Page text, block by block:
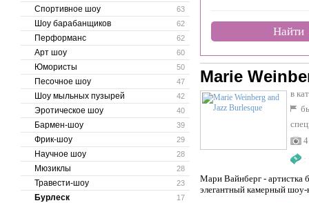
63
Спортивное шоу
62
Шоу барабанщиков
62
Перформанс
60
Арт шоу
50
Юмористы
47
Песочное шоу
42
Шоу мыльных пузырей
40
Эротическое шоу
39
Бармен-шоу
29
Фрик-шоу
28
Научное шоу
28
Мюзиклы
23
Травести-шоу
17
Бурлеск
Найти
Marie
в
4
:
Мари Вайнберг - артистка
элегантный камерный шоу-